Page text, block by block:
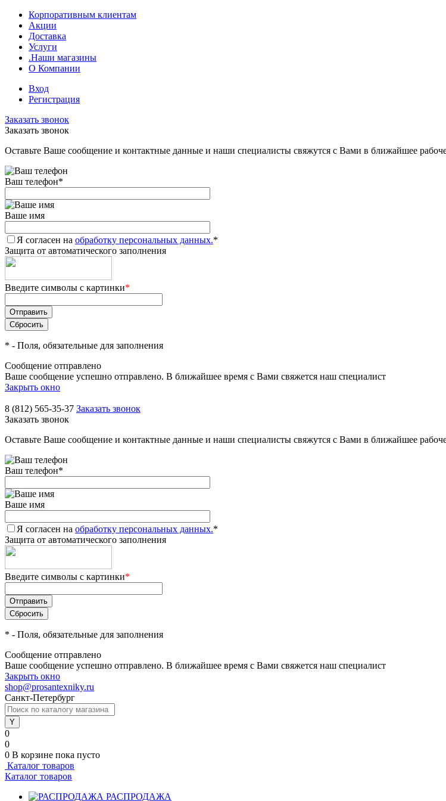
Корпоративным клиентам
Акции
Доставка
Услуги
.Наши магазины
О Компании
Вход
Регистрация
Заказать звонок
Заказать звонок
Оставьте Ваше сообщение и контактные данные и наши специалисты свяжутся с Вами в ближайшее
Ваш телефон*
Ваше имя
Я согласен на обработку персональных данных.*
Защита от автоматического заполнения
Введите символы с картинки*
* - Поля, обязательные для заполнения
Сообщение отправлено
Ваше сообщение успешно отправлено. В ближайшее время с Вами свяжется наш специалист
Закрыть окно
8 (812) 565-35-37 Заказать звонок
Заказать звонок
Оставьте Ваше сообщение и контактные данные и наши специалисты свяжутся с Вами в ближайшее
Ваш телефон*
Ваше имя
Я согласен на обработку персональных данных.*
Защита от автоматического заполнения
Введите символы с картинки*
* - Поля, обязательные для заполнения
Сообщение отправлено
Ваше сообщение успешно отправлено. В ближайшее время с Вами свяжется наш специалист
Закрыть окно
shop@prosantexniky.ru
Санкт-Петербург
0
0
0 В корзине пока пусто
Каталог товаров
Каталог товаров
РАСПРОДАЖА